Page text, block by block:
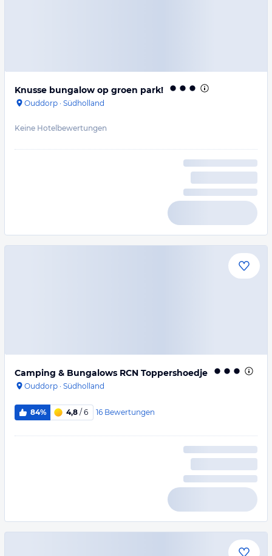
Knusse bungalow op groen park!
Ouddorp · Südholland
Keine Hotelbewertungen
Camping & Bungalows RCN Toppershoedje
Ouddorp · Südholland
84% 4,8 / 6 16 Bewertungen